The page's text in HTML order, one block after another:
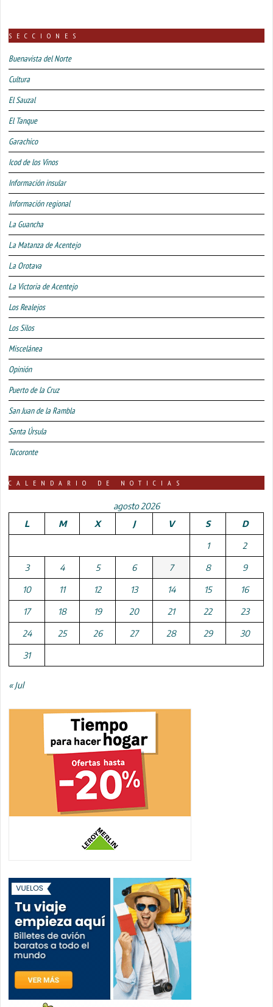
SECCIONES
Buenavista del Norte
Cultura
El Sauzal
El Tanque
Garachico
Icod de los Vinos
Información insular
Información regional
La Guancha
La Matanza de Acentejo
La Orotava
La Victoria de Acentejo
Los Realejos
Los Silos
Miscelánea
Opinión
Puerto de la Cruz
San Juan de la Rambla
Santa Úrsula
Tacoronte
CALENDARIO DE NOTICIAS
agosto 2026
L
M X J V S D
1 2
3 4 5 6 7 8 9
10 11 12 13 14 15 16
17 18 19 20 21 22 23
24 25 26 27 28 29 30
31
« Jul